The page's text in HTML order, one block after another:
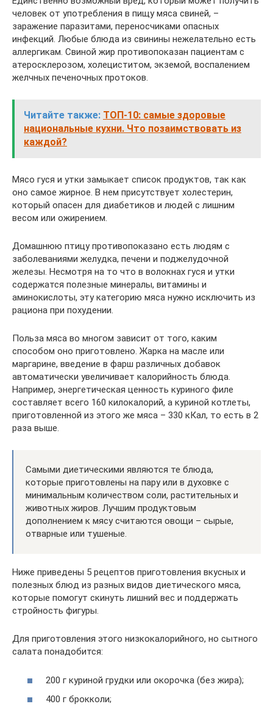
человек от употребления в пищу мяса свиней, –
заражение паразитами, переносчиками опасных
инфекций. Любые блюда из свинины нежелательно есть
аллергикам. Свиной жир противопоказан пациентам с
атеросклерозом, холециститом, экземой, воспалением
желчных печеночных протоков.
Читайте также: ТОП-10: самые здоровые
национальные кухни. Что позаимствовать из
каждой?
Мясо гуся и утки замыкает список продуктов, так как
оно самое жирное. В нем присутствует холестерин,
который опасен для диабетиков и людей с лишним
весом или ожирением.
Домашнюю птицу противопоказано есть людям с
заболеваниями желудка, печени и поджелудочной
железы. Несмотря на то что в волокнах гуся и утки
содержатся полезные минералы, витамины и
аминокислоты, эту категорию мяса нужно исключить из
рациона при похудении.
Польза мяса во многом зависит от того, каким
способом оно приготовлено. Жарка на масле или
маргарине, введение в фарш различных добавок
автоматически увеличивает калорийность блюда.
Например, энергетическая ценность куриного филе
составляет всего 160 килокалорий, а куриной котлеты,
приготовленной из этого же мяса – 330 кКал, то есть в 2
раза выше.
Самыми диетическими являются те блюда,
которые приготовлены на пару или в духовке с
минимальным количеством соли, растительных и
животных жиров. Лучшим продуктовым
дополнением к мясу считаются овощи – сырые,
отварные или тушеные.
Ниже приведены 5 рецептов приготовления вкусных и
полезных блюд из разных видов диетического мяса,
которые помогут скинуть лишний вес и поддержать
стройность фигуры.
Для приготовления этого низкокалорийного, но сытного
салата понадобится:
200 г куриной грудки или окорочка (без жира);
400 г брокколи;